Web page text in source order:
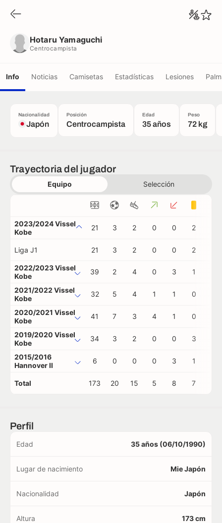
Hotaru Yamaguchi
Centrocampista
Info Noticias Camisetas Estadísticas Lesiones
Nacionalidad
Japón
Posición
Centrocampista
Edad
35 años
Peso
72 kg
Trayectoria del jugador
Equipo Selección
2023/2024 Vissel
Kobe
21 3 2 0 0 2
Liga J1 21 3 2 0 0 2
2022/2023 Vissel
Kobe
39 2 4 0 3 1
2021/2022 Vissel
Kobe
32 5 4 1 1 0
2020/2021 Vissel
Kobe
41 7 3 4 1 0
2019/2020 Vissel
Kobe
34 3 2 0 0 3
2015/2016
Hannover II
6 0 0 0 3 1
Total 173 20 15 5 8 7
Perfil
Edad 35 años (06/10/1990)
Lugar de nacimiento Mie Japón
Nacionalidad Japón
Altura 173 cm